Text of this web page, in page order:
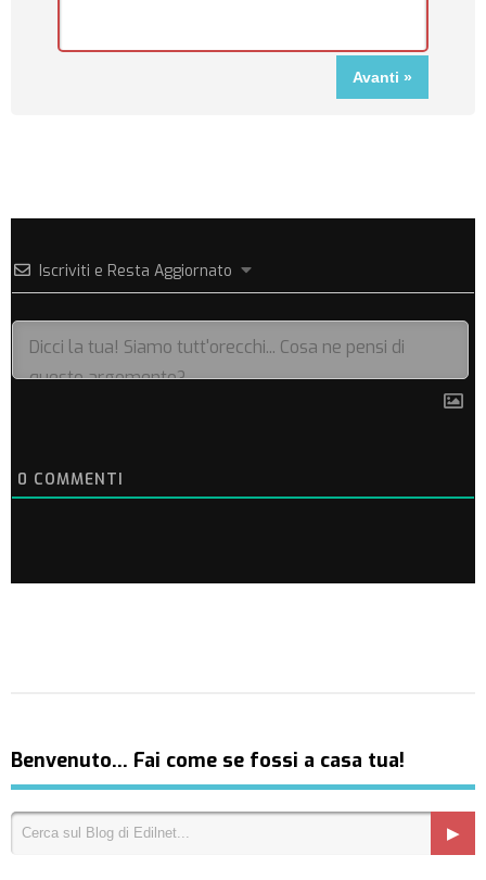
Iscriviti e Resta Aggiornato
0 COMMENTI
Benvenuto… Fai come se fossi a casa tua!